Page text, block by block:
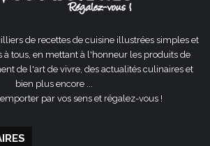
de recettes de cuisine illustrées simples et
à tous, en mettant à l'honneur les produits de
de l'art de vivre, des actualités culinaires et
bien plus encore ...
par vos sens et régalez-vous !